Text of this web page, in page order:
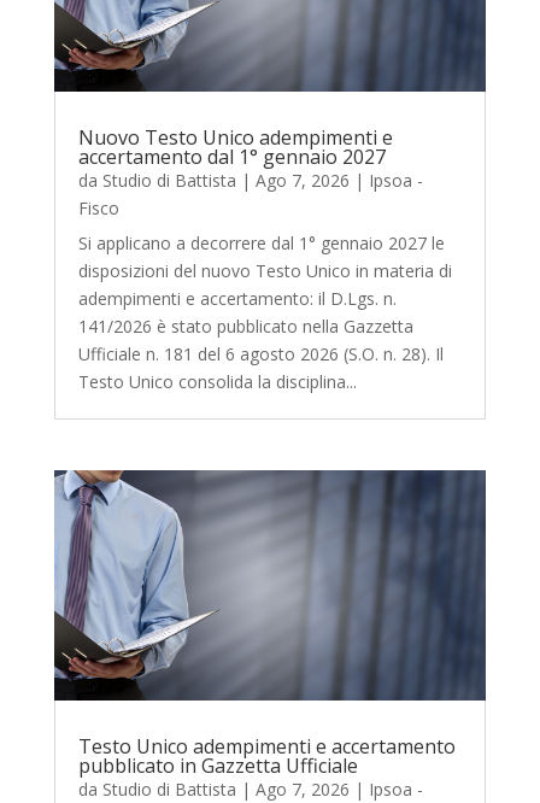
Nuovo Testo Unico adempimenti e
accertamento dal 1° gennaio 2027
da Studio di Battista | Ago 7, 2026 | Ipsoa -
Fisco
Si applicano a decorrere dal 1° gennaio 2027 le
disposizioni del nuovo Testo Unico in materia di
adempimenti e accertamento: il D.Lgs. n.
141/2026 è stato pubblicato nella Gazzetta
Ufficiale n. 181 del 6 agosto 2026 (S.O. n. 28). Il
Testo Unico consolida la disciplina...
Testo Unico adempimenti e accertamento
pubblicato in Gazzetta Ufficiale
da Studio di Battista | Ago 7, 2026 | Ipsoa -